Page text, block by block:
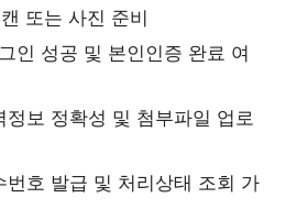
또는 사진 준비
인 성공 및 본인인증 완료 여
정보 정확성 및 첨부파일 업로
번호 발급 및 처리상태 조회 가